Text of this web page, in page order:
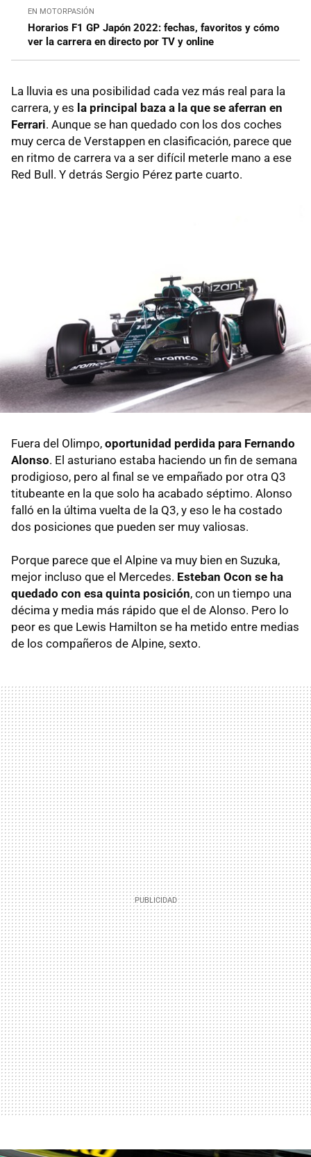
EN MOTORPASIÓN
Horarios F1 GP Japón 2022: fechas, favoritos y cómo
ver la carrera en directo por TV y online
La lluvia es una posibilidad cada vez más real para la
carrera, y es la principal baza a la que se aferran en
Ferrari. Aunque se han quedado con los dos coches
muy cerca de Verstappen en clasificación, parece que
en ritmo de carrera va a ser difícil meterle mano a ese
Red Bull. Y detrás Sergio Pérez parte cuarto.
Fuera del Olimpo, oportunidad perdida para Fernando
Alonso. El asturiano estaba haciendo un fin de semana
prodigioso, pero al final se ve empañado por otra Q3
titubeante en la que solo ha acabado séptimo. Alonso
falló en la última vuelta de la Q3, y eso le ha costado
dos posiciones que pueden ser muy valiosas.
Porque parece que el Alpine va muy bien en Suzuka,
mejor incluso que el Mercedes. Esteban Ocon se ha
quedado con esa quinta posición, con un tiempo una
décima y media más rápido que el de Alonso. Pero lo
peor es que Lewis Hamilton se ha metido entre medias
de los compañeros de Alpine, sexto.